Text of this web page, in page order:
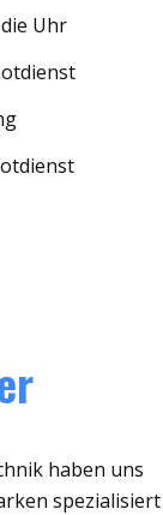
Uhr
haben uns
spezialisiert